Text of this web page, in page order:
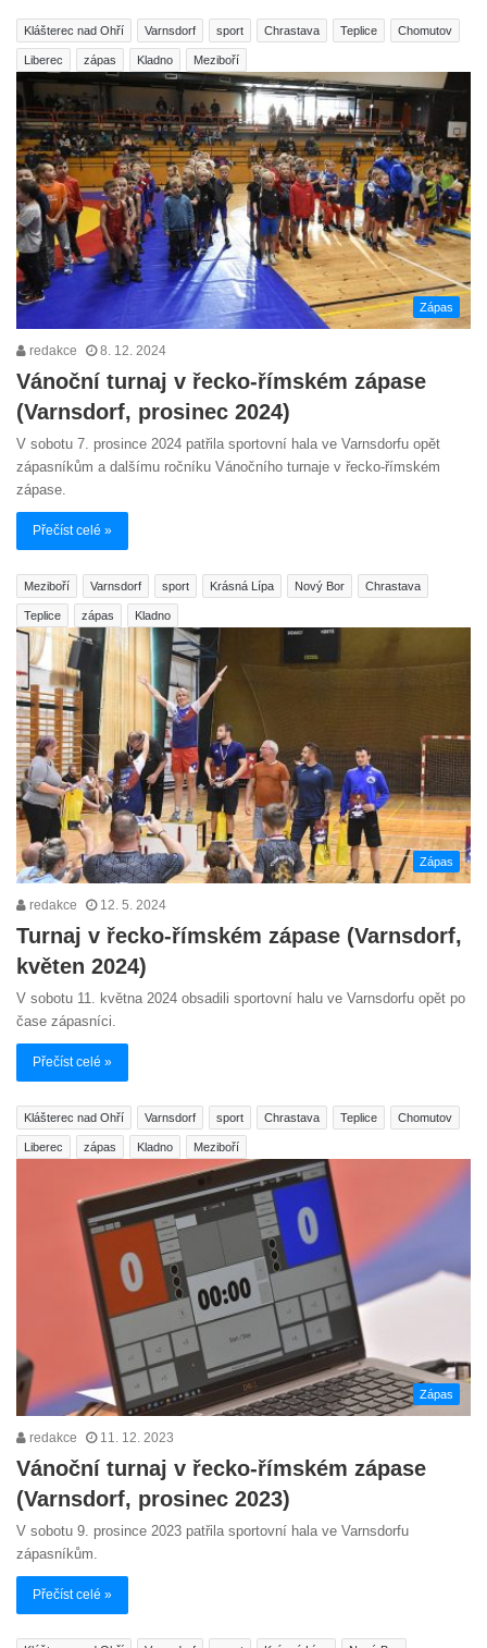
Klášterec nad Ohří Varnsdorf sport Chrastava Teplice Chomutov
Liberec zápas Kladno Meziboří
Zápas
redakce 8. 12. 2024
Vánoční turnaj v řecko-římském zápase
(Varnsdorf, prosinec 2024)
V sobotu 7. prosince 2024 patřila sportovní hala ve Varnsdorfu opět
zápasníkům a dalšímu ročníku Vánočního turnaje v řecko-římském
zápase.
Přečíst celé »
Meziboří Varnsdorf sport Krásná Lípa Nový Bor Chrastava
Teplice zápas Kladno
Zápas
redakce 12. 5. 2024
Turnaj v řecko-římském zápase (Varnsdorf,
květen 2024)
V sobotu 11. května 2024 obsadili sportovní halu ve Varnsdorfu opět po
čase zápasníci.
Přečíst celé »
Klášterec nad Ohří Varnsdorf sport Chrastava Teplice Chomutov
Liberec zápas Kladno Meziboří
Zápas
redakce 11. 12. 2023
Vánoční turnaj v řecko-římském zápase
(Varnsdorf, prosinec 2023)
V sobotu 9. prosince 2023 patřila sportovní hala ve Varnsdorfu
zápasníkům.
Přečíst celé »